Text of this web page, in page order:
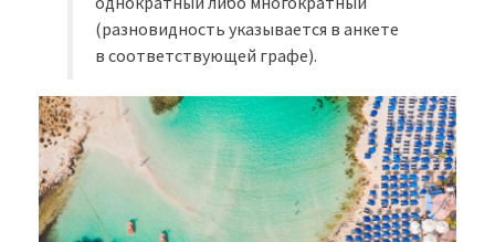
(разновидность указывается в анкете
в соответствующей графе).